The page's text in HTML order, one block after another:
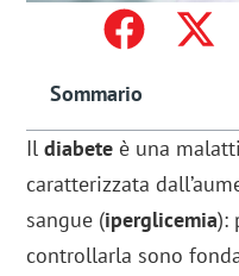
Sommario
Ildiabete è una
caratterizzata
sangue (iperglicemia):
controllarla sono